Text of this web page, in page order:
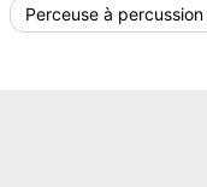
Perceuse à